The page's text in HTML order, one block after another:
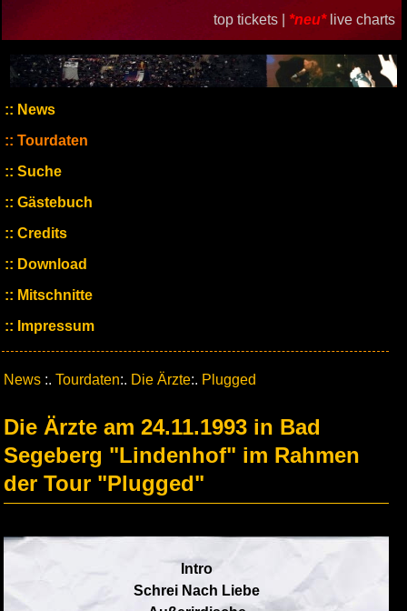
top tickets | *neu* live charts
News
Tourdaten
Suche
Gästebuch
Credits
Download
Mitschnitte
Impressum
News :. Tourdaten:. Die Ärzte:. Plugged
Die Ärzte am 24.11.1993 in Bad
Segeberg "Lindenhof" im Rahmen
der Tour "Plugged"
Intro
Schrei Nach Liebe